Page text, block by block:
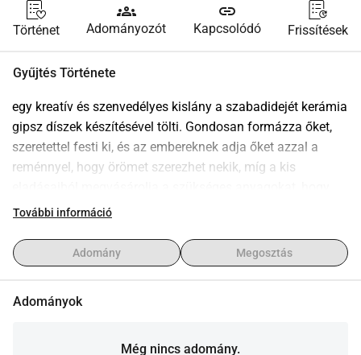
Történet
groups
Adományozót
link
Kapcsolódó Frissítések
Gyűjtés Története
egy kreatív és szenvedélyes kislány a szabadidejét kerámia
gipsz díszek készítésével tölti. Gondosan formázza őket,
szeretettel festi ki, és az embereknek adja őket azzal a
reménnyel, hogy örömet szerezhet nekik, míg a kis
folytathassa azt, amit szeret.Sajnos, ebben a hideg
korábban tette. A hideg időjárás nem engedi meg neki,
hogy kint maradjon, és a szenvedélyének fenntartására
együtt segíthetünk neki megvalósítani a karácsonyi vágyát:
tudna létrehozni, folytatva a tehetsége
További információ
Adomány Megosztás
Adományok
Még nincs adomány.